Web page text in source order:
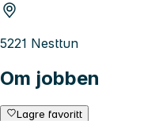
5221 Nesttun
Om jobben
Lagre favoritt